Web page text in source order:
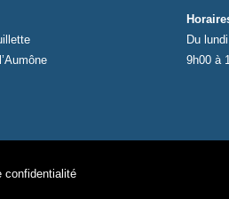
Du
9h00 à
confidentialité